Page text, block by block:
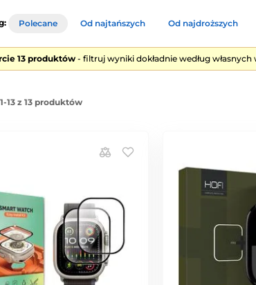
Polecane Od najtańszych Od najdroższych
13 produktów - filtruj wyniki dokładnie według własnych
13 z 13 produktów